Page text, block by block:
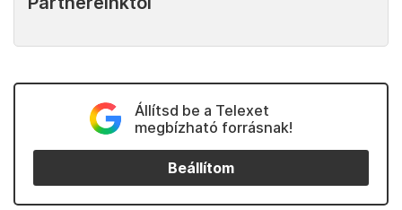
Állítsd be a Telexet
megbízható forrásnak!
Beállítom